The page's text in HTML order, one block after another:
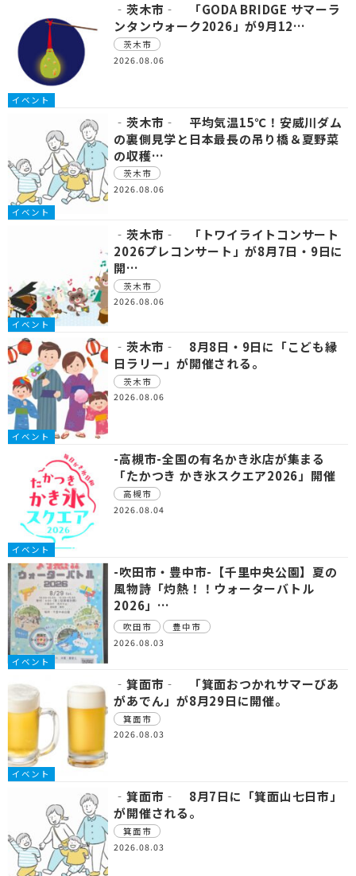
イベント
‐茨木市‐ 「GODA BRIDGE サマーラ
ンタンウォーク2026」が9月12…
茨木市
2026.08.06
イベント
‐茨木市‐ 平均気温15℃！安威川ダム
の裏側見学と日本最長の吊り橋＆夏野菜
の収穫…
茨木市
2026.08.06
イベント
‐茨木市‐ 「トワイライトコンサート
2026プレコンサート」が8月7日・9日に
開…
茨木市
2026.08.06
イベント
‐茨木市‐ 8月8日・9日に「こども縁
日ラリー」が開催される。
茨木市
2026.08.06
イベント
-高槻市-全国の有名かき氷店が集まる
「たかつき かき氷スクエア2026」開催
高槻市
2026.08.04
イベント
-吹田市・豊中市-【千里中央公園】夏の
風物詩「灼熱！！ウォーターバトル
2026」…
吹田市
豊中市
2026.08.03
イベント
‐箕面市‐ 「箕面おつかれサマーびあ
があでん」が8月29日に開催。
箕面市
2026.08.03
‐箕面市‐ 8月7日に「箕面山七日市」
が開催される。
箕面市
2026.08.03